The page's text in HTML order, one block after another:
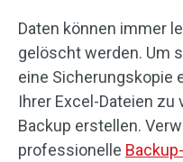
Daten können immer
gelöscht werden. Um
eine Sicherungskopie
Ihrer Excel-Dateien zu
Backup erstellen.
professionelle